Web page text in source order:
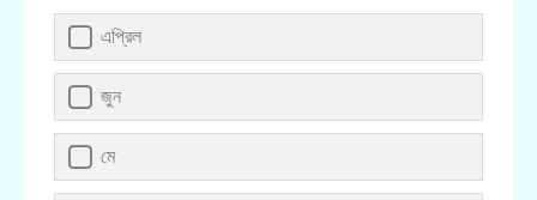
এপ্রিল
জুন
মে